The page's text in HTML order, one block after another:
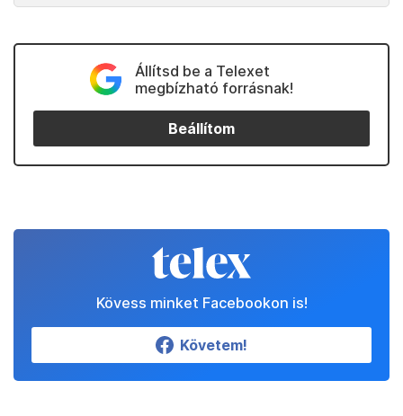
Állítsd be a Telexet
megbízható forrásnak!
Beállítom
Kövess minket Facebookon is!
Követem!